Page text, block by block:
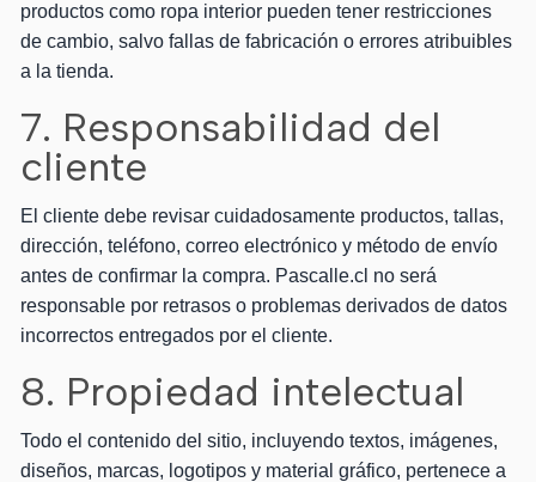
productos como ropa interior pueden tener restricciones
de cambio, salvo fallas de fabricación o errores atribuibles
a la tienda.
7. Responsabilidad del
cliente
El cliente debe revisar cuidadosamente productos, tallas,
dirección, teléfono, correo electrónico y método de envío
antes de confirmar la compra. Pascalle.cl no será
responsable por retrasos o problemas derivados de datos
incorrectos entregados por el cliente.
8. Propiedad intelectual
Todo el contenido del sitio, incluyendo textos, imágenes,
diseños, marcas, logotipos y material gráfico, pertenece a